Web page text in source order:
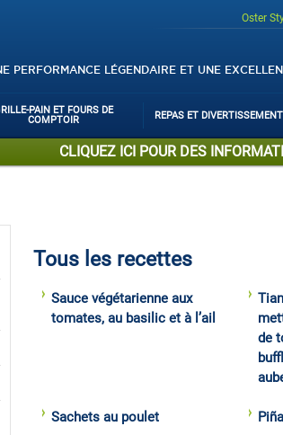
PERFORMANCE LÉGENDAIRE ET UNE
Oster
PAIN ET FOURS DE
COMPTOIR
REPAS ET
CLIQUEZ ICI POUR DES
Tous les recettes
Sauce végétarienne aux
tomates, au basilic et à l’ail
de
Sachets au poulet